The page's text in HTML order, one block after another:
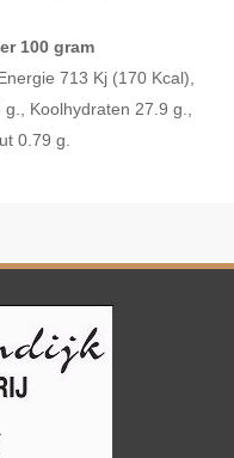
100 gram
713 Kj (170 Kcal),
Koolhydraten 27.9 g.,
0.79 g.